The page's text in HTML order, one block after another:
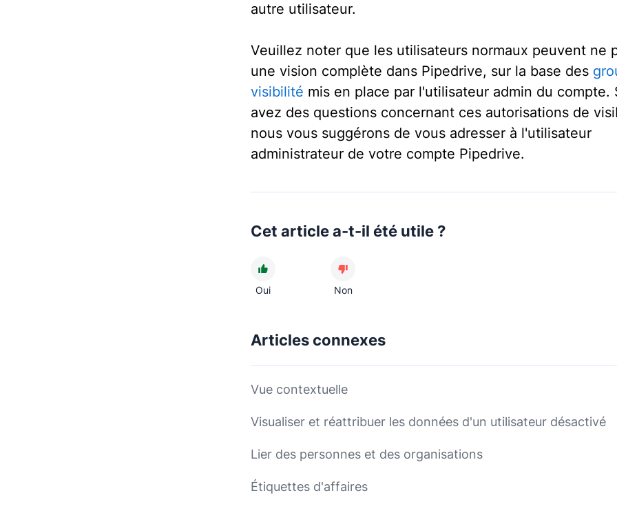
autre utilisateur.
Veuillez noter que les utilisateurs normaux peuvent ne
une vision complète dans Pipedrive, sur la base des
visibilité mis en place par l'utilisateur admin du compte.
avez des questions concernant ces autorisations de
nous vous suggérons de vous adresser à l'utilisateur
administrateur de votre compte Pipedrive.
Cet article a-t-il été utile ?
Oui Non
Articles connexes
Vue contextuelle
Visualiser et réattribuer les données d'un utilisateur désactivé
Lier des personnes et des organisations
Étiquettes d'affaires